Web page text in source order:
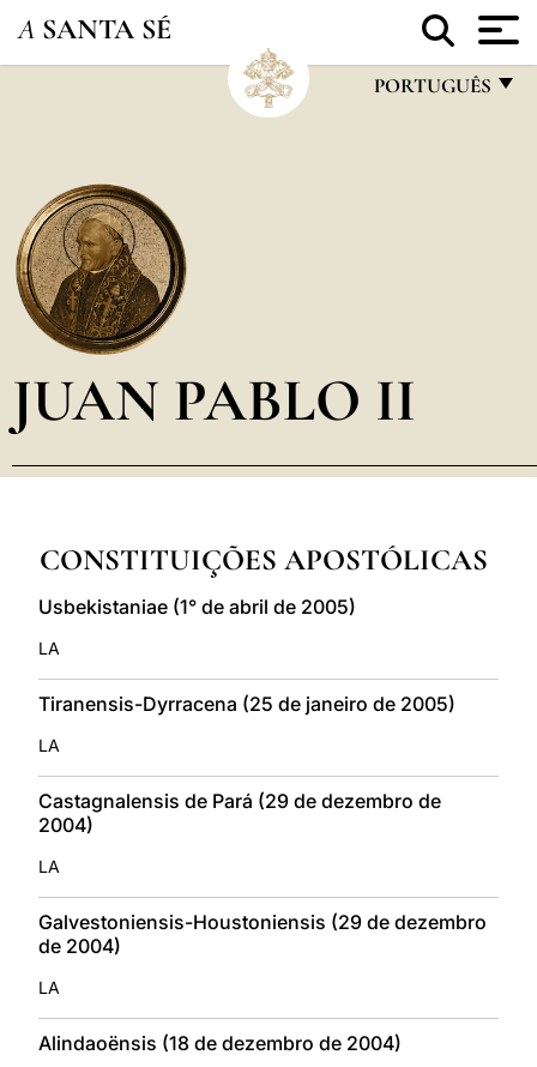
A SANTA SÉ
PORTUGUÊS
POLSKI
العربيّة
LATINE
JUAN PABLO II
CONSTITUIÇÕES APOSTÓLICAS
Usbekistaniae (1° de abril de 2005)
LA
Tiranensis-Dyrracena (25 de janeiro de 2005)
LA
Castagnalensis de Pará (29 de dezembro de
2004)
LA
Galvestoniensis-Houstoniensis (29 de dezembro
de 2004)
LA
Alindaoënsis (18 de dezembro de 2004)